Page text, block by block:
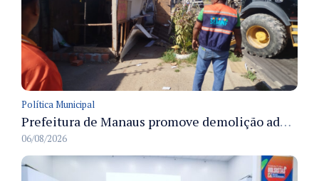
Política Municipal
Prefeitura de Manaus promove demolição administrativa de cinco estruturas que ocupavam calçada pública
06/08/2026